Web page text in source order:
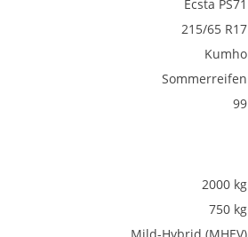
Ecsta PS71
215/65 R17
Kumho
Sommerreifen
99
2000 kg
750 kg